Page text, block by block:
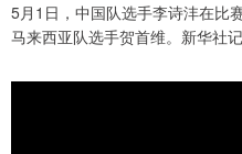
5月1日，中国队选手李诗沣在比
马来西亚队选手贺首维。新华社